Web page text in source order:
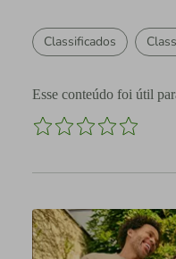
Classificados
Esse conteúdo foi útil